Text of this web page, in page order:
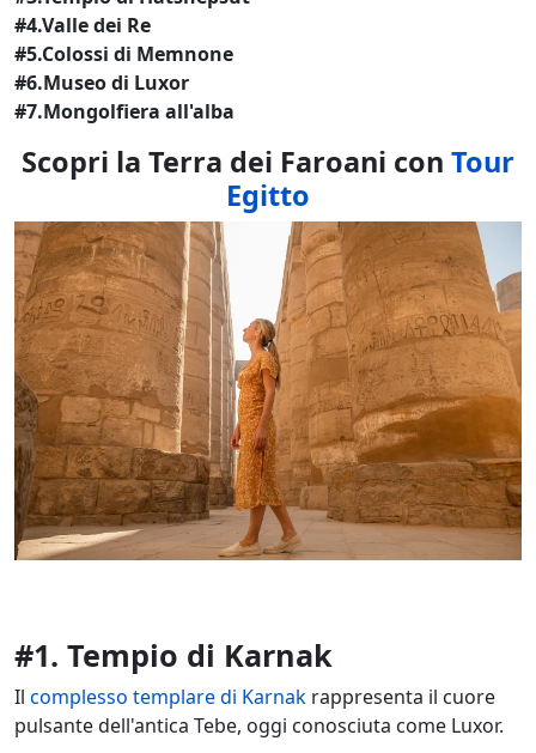
#4.Valle dei Re
#5.Colossi di Memnone
#6.Museo di Luxor
#7.Mongolfiera all'alba
Scopri la Terra dei Faroani con Tour
Egitto
#1. Tempio di Karnak
Il complesso templare di Karnak rappresenta il cuore
pulsante dell'antica Tebe, oggi conosciuta come Luxor.